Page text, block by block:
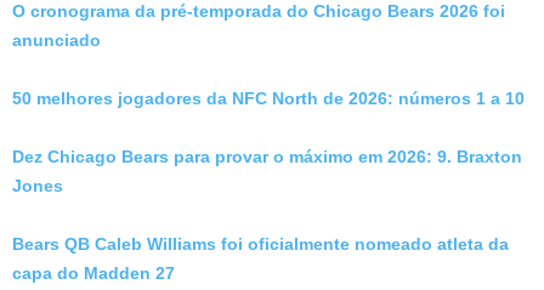
O cronograma da pré-temporada do Chicago Bears 2026 foi
anunciado
50 melhores jogadores da NFC North de 2026: números 1 a 10
Dez Chicago Bears para provar o máximo em 2026: 9. Braxton
Jones
Bears QB Caleb Williams foi oficialmente nomeado atleta da
capa do Madden 27